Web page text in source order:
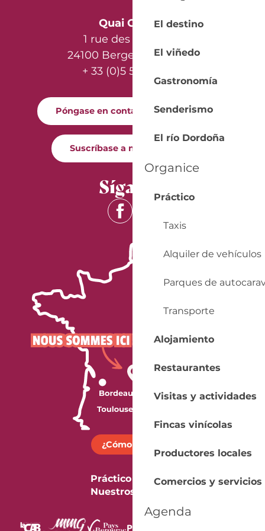
El destino
El viñedo
Gastronomía
Senderismo
El río Dordoña
Organice
Práctico
Taxis
Alquiler de vehículos
Parques de
Transporte
Alojamiento
Restaurantes
Visitas y actividades
Fincas vinícolas
Productores locales
Comercios y servicios
Agenda
Quai Cyrano
1 rue des Récollets
24100 Bergerac - France
+ 33 (0)5 53 57 03 11
Póngase en contacto con nosotros
Suscríbase a nuestro boletín
Síganos
¿Cómo llegar?
Práctico
Nuestros folletos